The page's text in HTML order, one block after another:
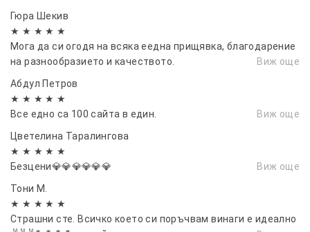
Гюра Шекив
★ ★ ★ ★ ★
Мога да си огодя на всяка еедна прищявка, благодарение
на разнообразието и качеството.
Виж още
Абдул Петров
★ ★ ★ ★ ★
Все едно са 100 сайта в един.
Виж още
Цветелина Таралингова
★ ★ ★ ★ ★
Безцени💎💎💎💎💎💎
Виж още
Тони М.
★ ★ ★ ★ ★
Страшни сте. Всичко което си поръчвам винаги е идеално